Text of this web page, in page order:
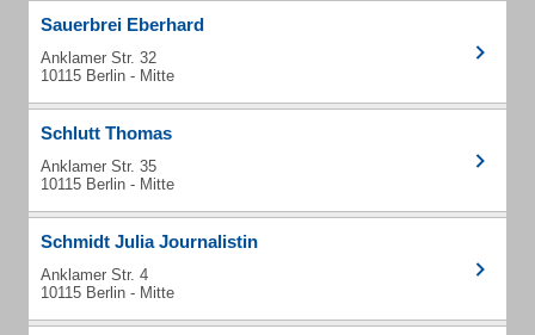
Sauerbrei Eberhard
Anklamer Str. 32
10115 Berlin - Mitte
Schlutt Thomas
Anklamer Str. 35
10115 Berlin - Mitte
Schmidt Julia Journalistin
Anklamer Str. 4
10115 Berlin - Mitte